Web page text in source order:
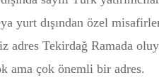
yurt dışından özel
adres Tekirdağ Ramada
ama çok önemli bir adres.